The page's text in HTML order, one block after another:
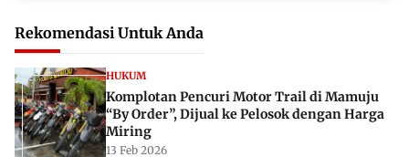
Rekomendasi Untuk Anda
HUKUM
Komplotan Pencuri Motor Trail di Mamuju
“By Order”, Dijual ke Pelosok dengan Harga
Miring
13 Feb 2026